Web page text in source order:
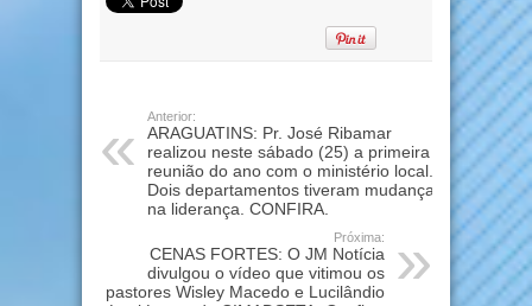
Anterior:
ARAGUATINS: Pr. José Ribamar
realizou neste sábado (25) a primeira
reunião do ano com o ministério local.
Dois departamentos tiveram mudança
na liderança. CONFIRA.
Próxima:
CENAS FORTES: O JM Notícia
divulgou o vídeo que vitimou os
pastores Wisley Macedo e Lucilândio